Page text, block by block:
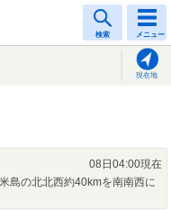
検索 メニュー
現在地
08日04:00現在
島の北北西約40kmを南南西に